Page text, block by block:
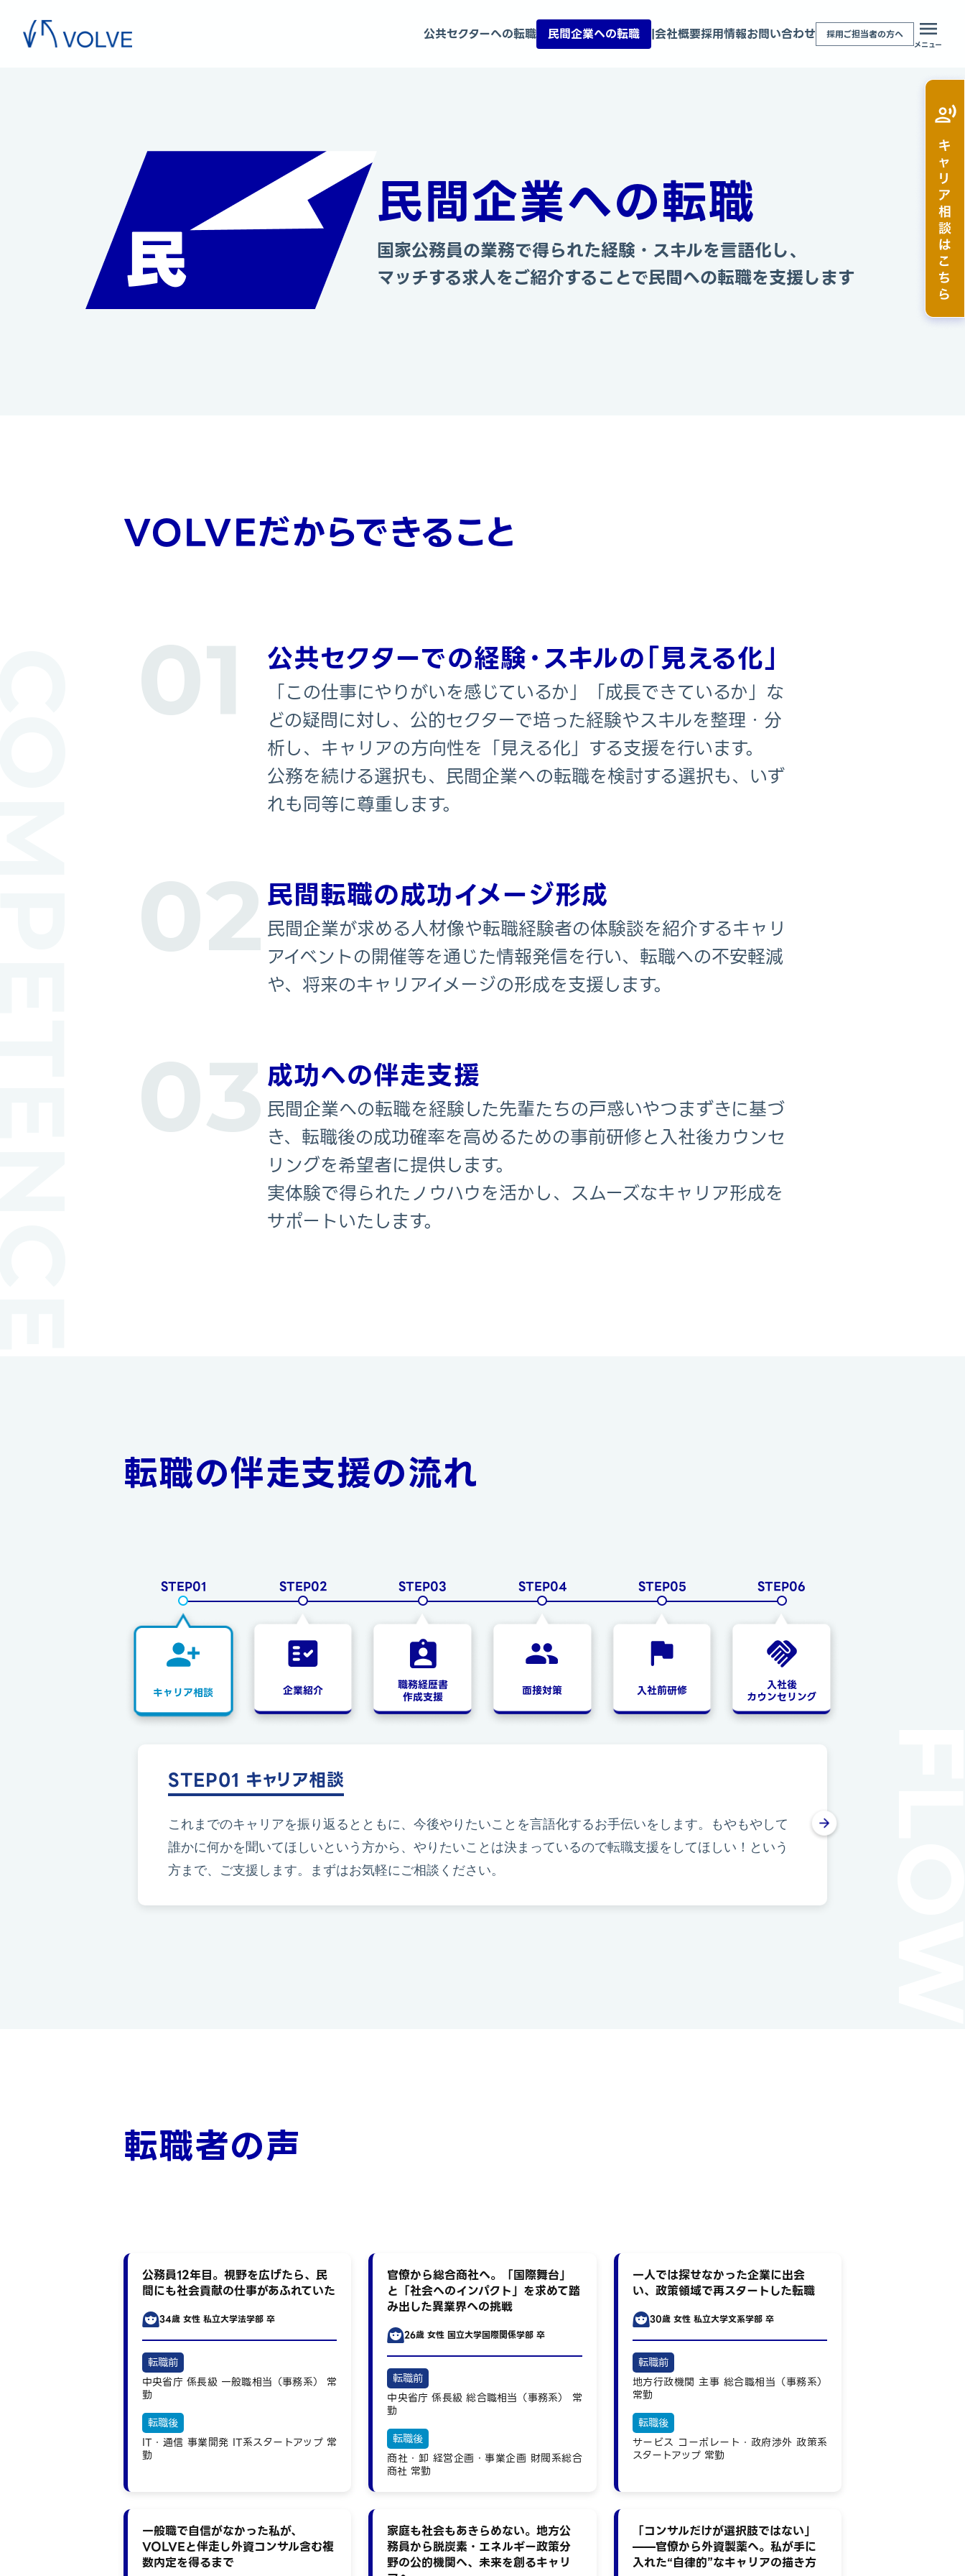
公共セクターへの転職 民間企業への転職 |会社概要採用情報お問い合わせ 採用ご担当者の方へ
メニュー
民間企業への転職
国家公務員の業務で得られた経験・スキルを言語化し、
マッチする求人をご紹介することで民間への転職を支援します
VOLVEだからできること
01 公共セクターでの経験・スキルの「見える化」
「この仕事にやりがいを感じているか」「成長できているか」な
どの疑問に対し、公的セクターで培った経験やスキルを整理・分
析し、キャリアの方向性を「見える化」する支援を行います。
公務を続ける選択も、民間企業への転職を検討する選択も、いず
れも同等に尊重します。
02民間転職の成功イメージ形成
民間企業が求める人材像や転職経験者の体験談を紹介するキャリ
アイベントの開催等を通じた情報発信を行い、転職への不安軽減
や、将来のキャリアイメージの形成を支援します。
03成功への伴走支援
民間企業への転職を経験した先輩たちの戸惑いやつまずきに基づ
き、転職後の成功確率を高めるための事前研修と入社後カウンセ
リングを希望者に提供します。
実体験で得られたノウハウを活かし、スムーズなキャリア形成を
サポートいたします。
転職の伴走支援の流れ
STEP01
キャリア相談
STEP02
企業紹介
STEP03
職務経歴書
作成支援
STEP04
面接対策
STEP05
入社前研修
STEP06
入社後
カウンセリング
STEP01 キャリア相談
これまでのキャリアを振り返るとともに、今後やりたいことを言語化するお手伝いをします。もやもやして
誰かに何かを聞いてほしいという方から、やりたいことは決まっているので転職支援をしてほしい！という
方まで、ご支援します。まずはお気軽にご相談ください。
転職者の声
公務員12年目。視野を広げたら、民
間にも社会貢献の仕事があふれていた
34歳 女性 私立大学法学部 卒
転職前
中央省庁 係長級 一般職相当（事務系）
常
勤
転職後
IT・通信 事業開発 IT系スタートアップ 常
勤
官僚から総合商社へ。「国際舞台」
と「社会へのインパクト」を求めて踏
み出した異業界への挑戦
26歳 女性 国立大学国際関係学部 卒
転職前
中央省庁 係長級 総合職相当（事務系）
常
勤
転職後
商社・卸 経営企画・事業企画 財閥系総合
商社 常勤
一人では探せなかった企業に出会
い、政策領域で再スタートした転職
30歳 女性 私立大学文系学部 卒
転職前
地方行政機関 主事 総合職相当（事務系）
常勤
転職後
サービス コーポレート・政府渉外 政策系
スタートアップ 常勤
一般職で自信がなかった私が、
VOLVEと伴走し外資コンサル含む複
数内定を得るまで
家庭も社会もあきらめない。地方公
務員から脱炭素・エネルギー政策分
野の公的機関へ、未来を創るキャリ
「コンサルだけが選択肢ではない」
——官僚から外資製薬へ。私が手に
入れた“自律的”なキャリアの描き方